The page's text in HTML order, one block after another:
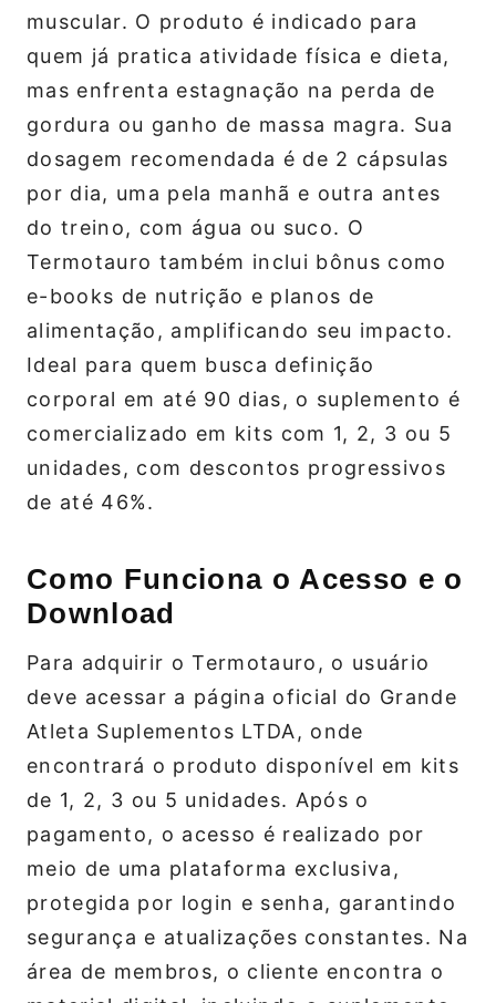
muscular. O produto é indicado para
quem já pratica atividade física e dieta,
mas enfrenta estagnação na perda de
gordura ou ganho de massa magra. Sua
dosagem recomendada é de 2 cápsulas
por dia, uma pela manhã e outra antes
do treino, com água ou suco. O
Termotauro também inclui bônus como
e-books de nutrição e planos de
alimentação, amplificando seu impacto.
Ideal para quem busca definição
corporal em até 90 dias, o suplemento é
comercializado em kits com 1, 2, 3 ou 5
unidades, com descontos progressivos
de até 46%.
Como Funciona o Acesso e o
Download
Para adquirir o Termotauro, o usuário
deve acessar a página oficial do Grande
Atleta Suplementos LTDA, onde
encontrará o produto disponível em kits
de 1, 2, 3 ou 5 unidades. Após o
pagamento, o acesso é realizado por
meio de uma plataforma exclusiva,
protegida por login e senha, garantindo
segurança e atualizações constantes. Na
área de membros, o cliente encontra o